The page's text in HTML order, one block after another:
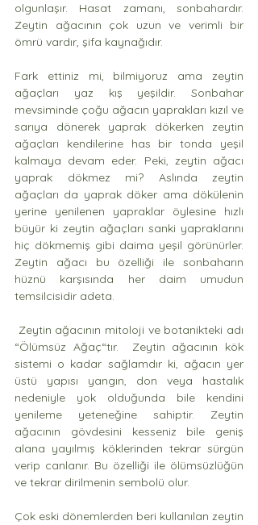
olgunlaşır. Hasat zamanı, sonbahardır.
Zeytin ağacının çok uzun ve verimli bir
ömrü vardır, şifa kaynağıdır.
Fark ettiniz mi, bilmiyoruz ama zeytin
ağaçları yaz kış yeşildir. Sonbahar
mevsiminde çoğu ağacın yaprakları kızıl ve
sarıya dönerek yaprak dökerken zeytin
ağaçları kendilerine has bir tonda yeşil
kalmaya devam eder. Peki, zeytin ağacı
yaprak dökmez mi? Aslında zeytin
ağaçları da yaprak döker ama dökülenin
yerine yenilenen yapraklar öylesine hızlı
büyür ki zeytin ağaçları sanki yapraklarını
hiç dökmemiş gibi daima yeşil görünürler.
Zeytin ağacı bu özelliği ile sonbaharın
hüznü karşısında her daim umudun
temsilcisidir adeta.
“Ölümsüz Ağaç“tır.  Zeytin ağacının kök
sistemi o kadar sağlamdır ki, ağacın yer
üstü yapısı yangın, don veya hastalık
nedeniyle yok olduğunda bile kendini
yenileme yeteneğine sahiptir. Zeytin
ağacının gövdesini kesseniz bile geniş
alana yayılmış köklerinden tekrar sürgün
verip canlanır. Bu özelliği ile ölümsüzlüğün
ve tekrar dirilmenin sembolü olur.
Çok eski dönemlerden beri kullanılan zeytin